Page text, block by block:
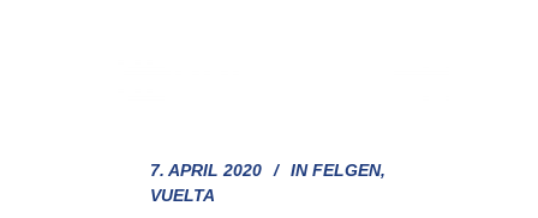
7. APRIL 2020 IN FELGEN,
VUELTA